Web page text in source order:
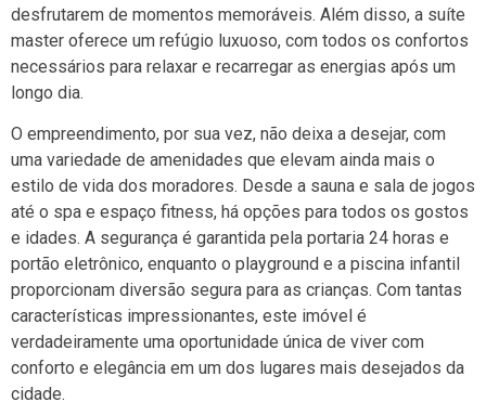
desfrutarem de momentos memoráveis. Além disso, a suíte
master oferece um refúgio luxuoso, com todos os confortos
necessários para relaxar e recarregar as energias após um
longo dia.
O empreendimento, por sua vez, não deixa a desejar, com
uma variedade de amenidades que elevam ainda mais o
estilo de vida dos moradores. Desde a sauna e sala de jogos
até o spa e espaço fitness, há opções para todos os gostos
e idades. A segurança é garantida pela portaria 24 horas e
portão eletrônico, enquanto o playground e a piscina infantil
proporcionam diversão segura para as crianças. Com tantas
características impressionantes, este imóvel é
verdadeiramente uma oportunidade única de viver com
conforto e elegância em um dos lugares mais desejados da
cidade.